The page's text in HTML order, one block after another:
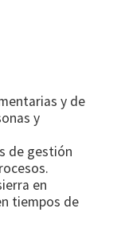
y de
y
de gestión
en
tiempos de